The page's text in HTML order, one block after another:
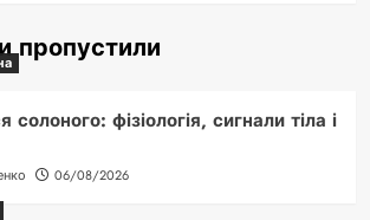
пропустили
фізіологія, сигнали тіла і
06/08/2026